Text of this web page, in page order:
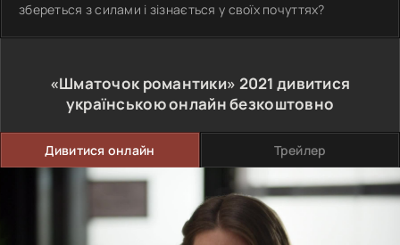
збереться з силами і зізнається у своїх почуттях?
«Шматочок романтики» 2021 дивитися
українською онлайн безкоштовно
Дивитися онлайн Трейлер